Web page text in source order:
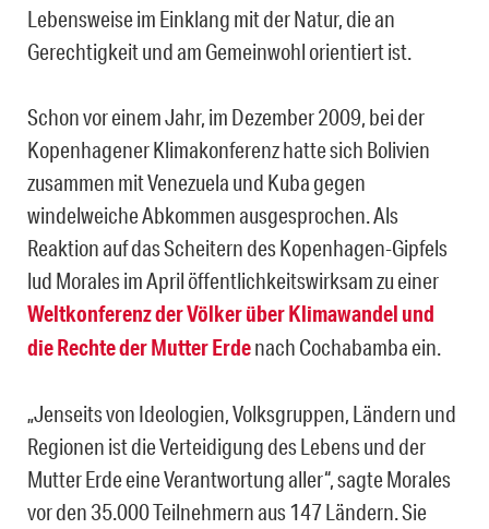
Lebensweise im Einklang mit der Natur, die an
Gerechtigkeit und am Gemeinwohl orientiert ist.
Schon vor einem Jahr, im Dezember 2009, bei der
Kopenhagener Klimakonferenz hatte sich Bolivien
zusammen mit Venezuela und Kuba gegen
windelweiche Abkommen ausgesprochen. Als
Reaktion auf das Scheitern des Kopenhagen-Gipfels
lud Morales im April öffentlichkeitswirksam zu einer
Weltkonferenz der Völker über Klimawandel und
die Rechte der Mutter Erdenach Cochabamba ein.
„Jenseits von Ideologien, Volksgruppen, Ländern und
Regionen ist die Verteidigung des Lebens und der
Mutter Erde eine Verantwortung aller“, sagte Morales
vor den 35.000 Teilnehmern aus 147 Ländern. Sie